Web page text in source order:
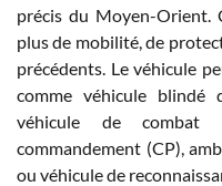
précis du Moyen-Orient.
plus de mobilité, de
précédents. Le véhicule
comme véhicule blindé
véhicule de combat
commandement (CP),
ou véhicule de